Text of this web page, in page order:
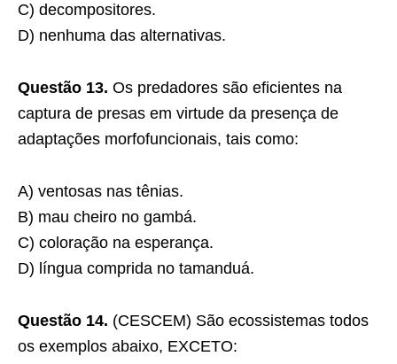
C) decompositores.
D) nenhuma das alternativas.
Questão 13. Os predadores são eficientes na
captura de presas em virtude da presença de
adaptações morfofuncionais, tais como:
A) ventosas nas tênias.
B) mau cheiro no gambá.
C) coloração na esperança.
D) língua comprida no tamanduá.
Questão 14. (CESCEM) São ecossistemas todos
os exemplos abaixo, EXCETO: